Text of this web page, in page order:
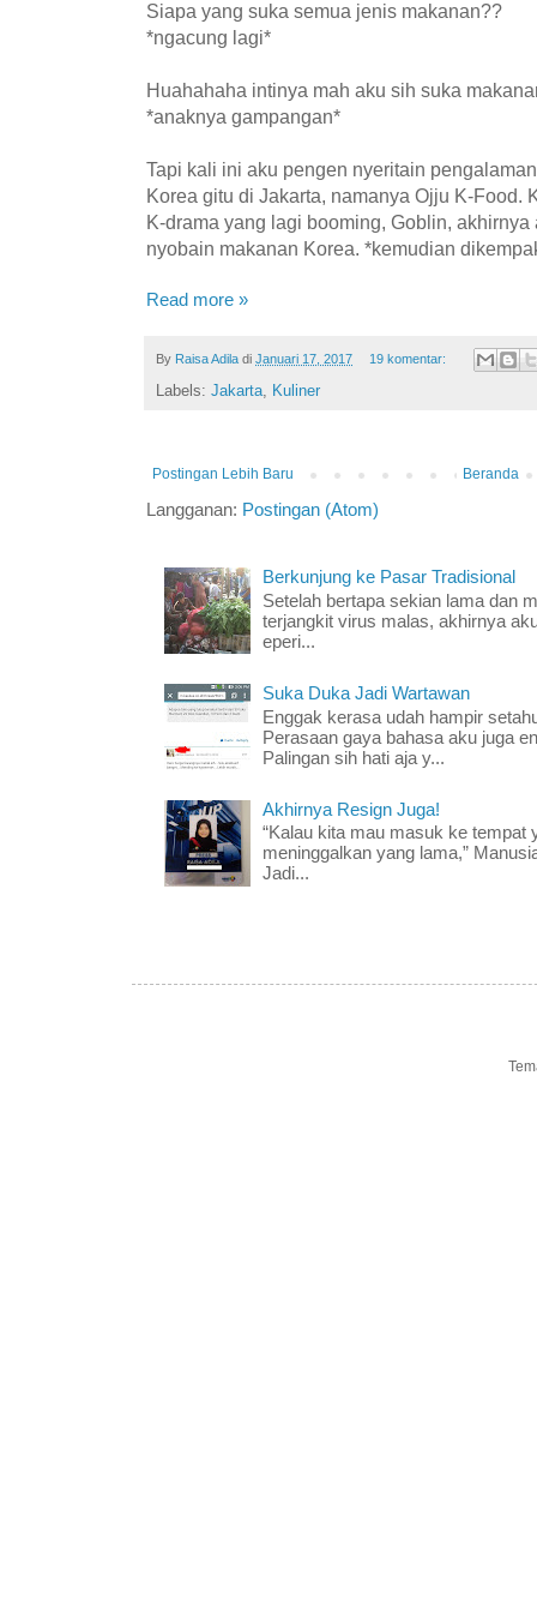
Siapa yang suka semua jenis makanan??
*ngacung lagi*
Huahahaha intinya mah aku sih suka
*anaknya gampangan*
Tapi kali ini aku pengen nyeritain
Korea gitu di Jakarta, namanya Ojju K-Food.
K-drama yang lagi booming, Goblin,
nyobain makanan Korea. *kemudian
Read more »
By Raisa Adila di Januari 17, 2017 19 komentar:
Labels: Jakarta Kuliner
Postingan Lebih Baru Beranda
Langganan: Postingan (Atom)
Berkunjung ke Pasar Tradisional
Setelah bertapa sekian lama dan
terjangkit virus malas, akhirnya
eperi...
Suka Duka Jadi Wartawan
Enggak kerasa udah hampir
Perasaan gaya bahasa aku juga
Palingan sih hati aja y...
Akhirnya Resign Juga!
“Kalau kita mau masuk ke tempat
meninggalkan yang lama,”
Jadi...